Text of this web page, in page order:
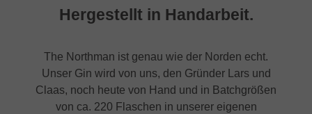
Hergestellt in Handarbeit.
The Northman ist genau wie der Norden echt.
Unser Gin wird von uns, den Gründer Lars und
Claas, noch heute von Hand und in Batchgrößen
von ca. 220 Flaschen in unserer eigenen